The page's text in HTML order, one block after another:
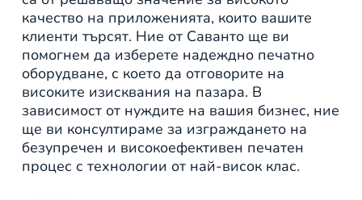
качество на приложенията, които вашите
клиенти търсят. Ние от Саванто ще ви
помогнем да изберете надеждно печатно
оборудване, с което да отговорите на
високите изисквания на пазара. В
зависимост от нуждите на вашия бизнес, ние
ще ви консултираме за изграждането на
безупречен и високоефективен печатен
процес с технологии от най-висок клас.